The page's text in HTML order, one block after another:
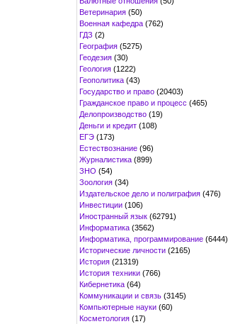
Ветеринария (50)
Военная кафедра (762)
ГДЗ (2)
География (5275)
Геодезия (30)
Геология (1222)
Геополитика (43)
Государство и право (20403)
Гражданское право и процесс (465)
Делопроизводство (19)
Деньги и кредит (108)
ЕГЭ (173)
Естествознание (96)
Журналистика (899)
ЗНО (54)
Зоология (34)
Издательское дело и полиграфия (476)
Инвестиции (106)
Иностранный язык (62791)
Информатика (3562)
Информатика, программирование (6444)
Исторические личности (2165)
История (21319)
История техники (766)
Кибернетика (64)
Коммуникации и связь (3145)
Компьютерные науки (60)
Косметология (17)